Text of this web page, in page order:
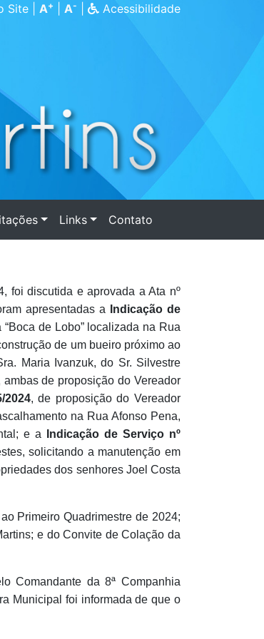
Site A+ A- Acessibilidade
Links Contato
foi discutida e aprovada a Ata nº
apresentadas a
Indicação de
de Lobo” localizada na Rua
de um bueiro próximo ao
Maria Ivanzuk, do Sr. Silvestre
de proposição do Vereador
2024, de proposição do Vereador
na Rua Afonso Pena,
e a
Indicação de Serviço nº
solicitando a manutenção em
dos senhores Joel Costa
Primeiro Quadrimestre de 2024;
e do Convite de Colação da
Comandante da 8ª Companhia
Municipal foi informada de que o